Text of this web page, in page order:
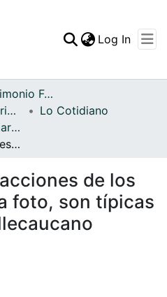
Statistics
Log In
Archivo del Patrimonio Fotográfico y Fílmico del Valle del Cauca
Fondo Archivo del Patrimonio Fotográfico y Fílmico del Valle del Cauca
Lo Cotidiano
APFFVC - Fotos Familiares - Patrimonial
Obsérvese las facciones de los personajes de la foto, son típicas del mulataje vallecaucano
de los
foto, son típicas